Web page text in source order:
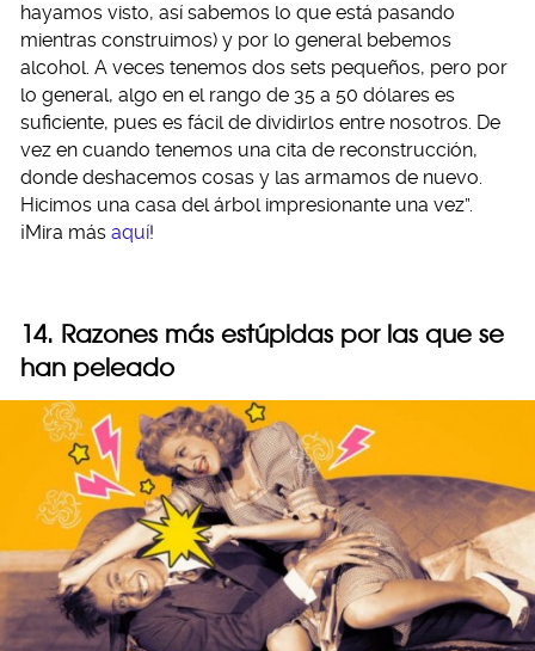
hayamos visto, así sabemos lo que está pasando
mientras construimos) y por lo general bebemos
alcohol. A veces tenemos dos sets pequeños, pero por
lo general, algo en el rango de 35 a 50 dólares es
suficiente, pues es fácil de dividirlos entre nosotros. De
vez en cuando tenemos una cita de reconstrucción,
donde deshacemos cosas y las armamos de nuevo.
Hicimos una casa del árbol impresionante una vez”.
¡Mira más aquí!
14. Razones más estúpidas por las que se
han peleado